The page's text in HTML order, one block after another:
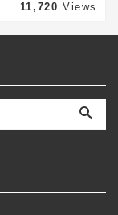
11,720 Views